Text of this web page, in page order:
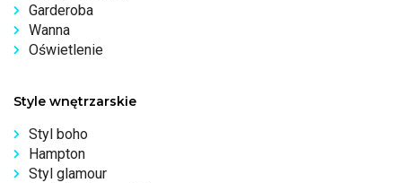
Garderoba
Wanna
Oświetlenie
Style wnętrzarskie
Styl boho
Hampton
Styl glamour